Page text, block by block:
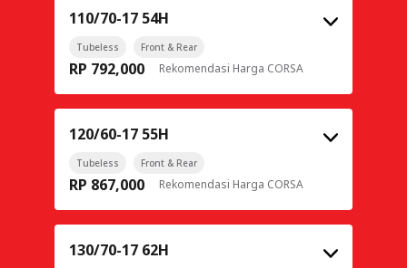
110/70-17 54H
Tubeless Front & Rear
Rekomendasi Harga CORSA
RP 792,000
120/60-17 55H
Tubeless Front & Rear
Rekomendasi Harga CORSA
RP 867,000
130/70-17 62H